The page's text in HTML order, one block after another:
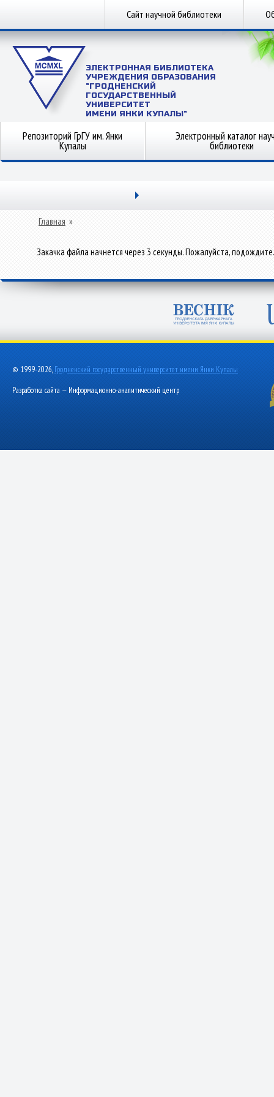
Сайт научной библиотеки
ЭЛЕКТРОННАЯ БИБЛИОТЕКА
УЧРЕЖДЕНИЯ ОБРАЗОВАНИЯ
"ГРОДНЕНСКИЙ
ГОСУДАРСТВЕННЫЙ
УНИВЕРСИТЕТ
ИМЕНИ ЯНКИ КУПАЛЫ"
Репозиторий ГрГУ им. Янки
Купалы
Электронный каталог
библиотеки
Главная »
Закачка файла начнется через 3 секунды. Пожалуйста, подождите.
© 1999-2026, Гродненский государственный университет имени Янки Купалы
Разработка сайта — Информационно-аналитический центр